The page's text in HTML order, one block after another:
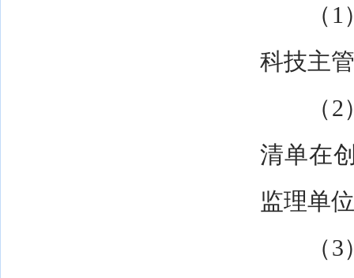
（1）
科技主
（2）
清单在
监理单
（3）